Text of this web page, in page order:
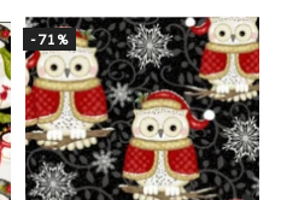
-71%